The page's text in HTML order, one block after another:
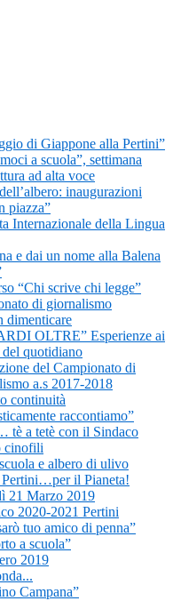
di Giappone alla Pertini”
a scuola”, settimana
ad alta voce
inaugurazioni
piazza”
Internazionale della Lingua
e dai un nome alla Balena
“Chi scrive chi legge”
di giornalismo
dimenticare
OLTRE” Esperienze ai
quotidiano
del Campionato di
a.s 2017-2018
continuità
raccontiamo”
tè a tetè con il Sindaco
cinofili
e albero di ulivo
Pertini…per il Pianeta!
21 Marzo 2019
2020-2021 Pertini
tuo amico di penna”
a scuola”
2019
Campana”